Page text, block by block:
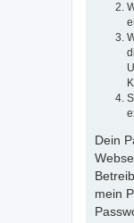
Dein
mein